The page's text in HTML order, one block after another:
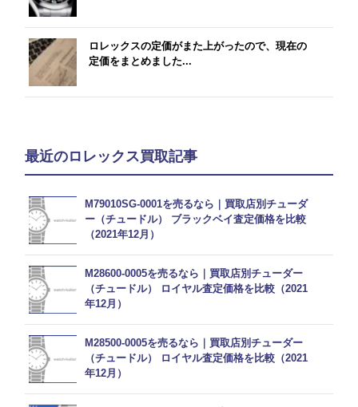
ロレックスの定価がまた上がったので、現在の
定価をまとめました...
最近のロレックス買取記事
M79010SG-0001を売るなら｜買取店別チューダ
ー（チュードル） ブラックベイ査定価格を比較
（2021年12月）
M28600-0005を売るなら｜買取店別チューダー
（チュードル） ロイヤル査定価格を比較（2021
年12月）
M28500-0005を売るなら｜買取店別チューダー
（チュードル） ロイヤル査定価格を比較（2021
年12月）